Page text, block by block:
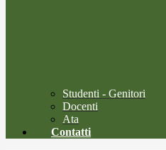
Studenti - Genitori
Docenti
Ata
Contatti